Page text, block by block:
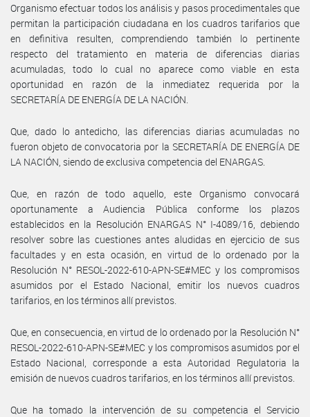
Organismo efectuar todos los análisis y pasos procedimentales que
permitan la participación ciudadana en los cuadros tarifarios que
en definitiva resulten, comprendiendo también lo pertinente
respecto del tratamiento en materia de diferencias diarias
acumuladas, todo lo cual no aparece como viable en esta
oportunidad en razón de la inmediatez requerida por la
SECRETARÍA DE ENERGÍA DE LA NACIÓN.
Que, dado lo antedicho, las diferencias diarias acumuladas no
fueron objeto de convocatoria por la SECRETARÍA DE ENERGÍA DE
LA NACIÓN, siendo de exclusiva competencia del ENARGAS.
Que, en razón de todo aquello, este Organismo convocará
oportunamente a Audiencia Pública conforme los plazos
establecidos en la Resolución ENARGAS N° I-4089/16, debiendo
resolver sobre las cuestiones antes aludidas en ejercicio de sus
facultades y en esta ocasión, en virtud de lo ordenado por la
Resolución N° RESOL-2022-610-APN-SE#MEC y los compromisos
asumidos por el Estado Nacional, emitir los nuevos cuadros
tarifarios, en los términos allí previstos.
Que, en consecuencia, en virtud de lo ordenado por la Resolución N°
RESOL-2022-610-APN-SE#MEC y los compromisos asumidos por el
Estado Nacional, corresponde a esta Autoridad Regulatoria la
emisión de nuevos cuadros tarifarios, en los términos allí previstos.
Que ha tomado la intervención de su competencia el Servicio